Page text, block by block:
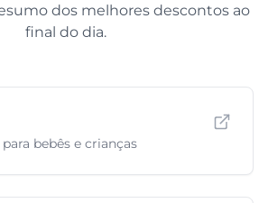
dos melhores descontos ao
final do dia.
bebês e crianças